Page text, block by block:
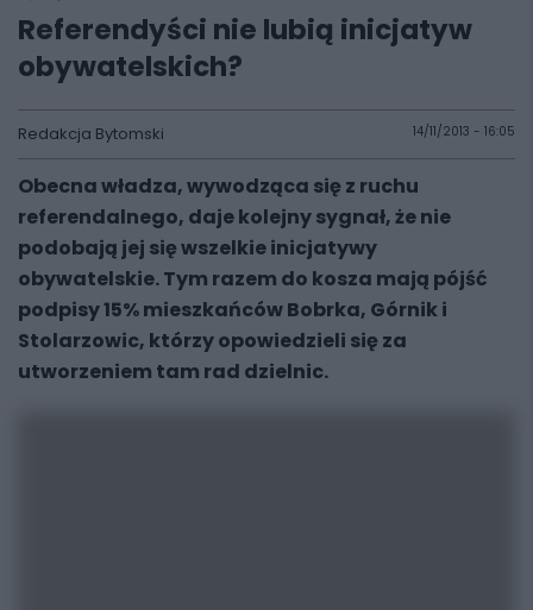
Referendyści nie lubią inicjatyw
obywatelskich?
Redakcja Bytomski 14/11/2013 - 16:05
Obecna władza, wywodząca się z ruchu
referendalnego, daje kolejny sygnał, że nie
podobają jej się wszelkie inicjatywy
obywatelskie. Tym razem do kosza mają pójść
podpisy 15% mieszkańców Bobrka, Górnik i
Stolarzowic, którzy opowiedzieli się za
utworzeniem tam rad dzielnic.